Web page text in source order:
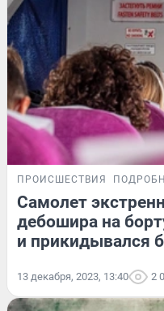
ПРОИСШЕСТВИЯ
Самолет
дебошира на
и прикидывался
13 декабря, 2023, 13:40 2